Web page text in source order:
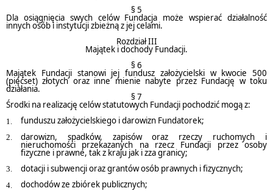
§ 5
Dla osiągnięcia swych celów Fundacja może wspierać działalność
innych osób i instytucji zbieżną z jej celami.
Rozdział III
Majątek i dochody Fundacji.
§ 6
Majątek Fundacji stanowi jej fundusz założycielski w kwocie 500
(pięćset) złotych oraz inne mienie nabyte przez Fundację w toku
działania.
§ 7
Środki na realizację celów statutowych Fundacji pochodzić mogą z:
funduszu założycielskiego i darowizn Fundatorek;
darowizn, spadków, zapisów oraz rzeczy ruchomych i
nieruchomości przekazanych na rzecz Fundacji przez osoby
fizyczne i prawne, tak z kraju jak i zza granicy;
dotacji i subwencji oraz grantów osób prawnych i fizycznych;
dochodów ze zbiórek publicznych;